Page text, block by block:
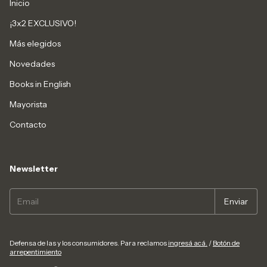
Inicio
¡3x2 EXCLUSIVO!
Más elegidos
Novedades
Books in English
Mayorista
Contacto
Newsletter
Defensa de las y los consumidores. Para reclamos ingresá acá. / Botón de
arrepentimiento